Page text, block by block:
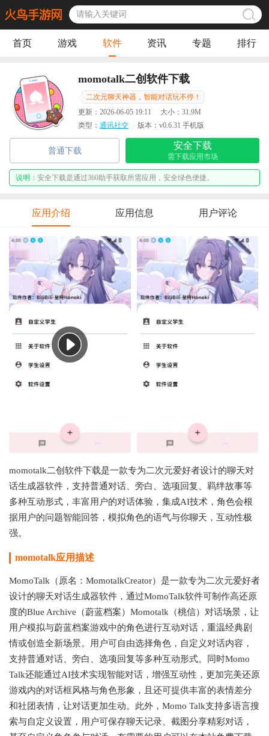
首页 游戏 软件 资讯 专题 排行
momotalk二创软件下载
二次元聊天神器，智能对话玩不停！
更新： 2026-06-05 19:11 大小： 31.9M
类型： 通讯社交 版本： v0.6.31 手机版
普通下载
安全下载
需下载应用市场
说明： 安全下载是通过360助手获取所需应用，安全绿色便捷。
应用介绍 应用信息 用户评论
momotalk二创软件下载是一款专为二次元爱好者设计的聊天对
话生成器软件，支持普通对话、旁白、选项回复、羁绊故事等
多种互动形式，丰富用户的对话体验，集成AI技术，角色会根
据用户的问题智能回答，模拟角色的语气与你聊天，互动性极
强。
momotalk应用描述
MomoTalk（原名：MomotalkCreator）是一款专为二次元爱好者
设计的聊天对话生成器软件，通过MomoTalk软件可制作高还原
度的Blue Archive（蔚蓝档案）Momotalk（桃信）对话场景，让
用户模拟与蔚蓝档案游戏中的角色进行互动对话，重温经典剧
情或创造全新场景。用户可自由选择角色，自定义对话内容，
支持普通对话、旁白、选项回复等多种互动形式。同时Momo
Talk还能通过AI技术实现智能对话，增强互动性，更加完美还原
游戏内的对话框风格与角色形象，且还可提供丰富的表情差分
和社团表情，让对话更加生动。此外，Momo Talk支持多语言搜
索与自定义设置，用户可保存聊天记录、截图分享精彩对话，